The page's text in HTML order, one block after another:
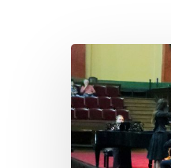
Laurah
Kasemann,
Camerata
Paz
y